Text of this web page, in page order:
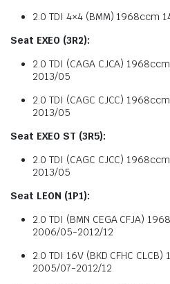
2.0 TDI 4×4 (BMM) 1968ccm
Seat EXEO (3R2):
2.0 TDI (CAGA CJCA)
2013/05
2.0 TDI (CAGC CJCC)
2013/05
Seat EXEO ST (3R5):
2.0 TDI (CAGC CJCC)
2013/05
Seat LEON (1P1):
2.0 TDI (BMN CEGA CFJA)
2006/05-2012/12
2.0 TDI 16V (BKD CFHC
2005/07-2012/12